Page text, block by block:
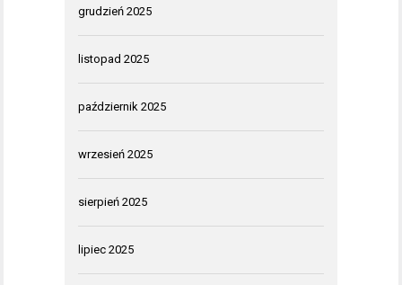
grudzień 2025
listopad 2025
październik 2025
wrzesień 2025
sierpień 2025
lipiec 2025